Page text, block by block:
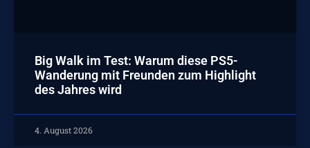
Big Walk im Test: Warum diese PS5-
Wanderung mit Freunden zum Highlight
des Jahres wird
4. August 2026